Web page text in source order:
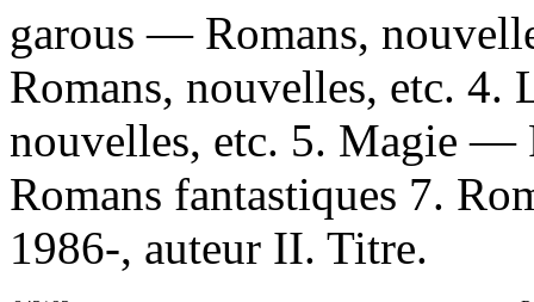
garous — Romans,
Romans, nouvelles, etc.
nouvelles, etc. 5. Magie —
Romans fantastiques 7.
1986-, auteur II. Titre.